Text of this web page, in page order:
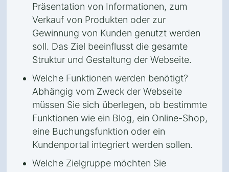
Präsentation von Informationen, zum
Verkauf von Produkten oder zur
Gewinnung von Kunden genutzt werden
soll. Das Ziel beeinflusst die gesamte
Struktur und Gestaltung der Webseite.
Welche Funktionen werden benötigt?
Abhängig vom Zweck der Webseite
müssen Sie sich überlegen, ob bestimmte
Funktionen wie ein Blog, ein Online-Shop,
eine Buchungsfunktion oder ein
Kundenportal integriert werden sollen.
Welche Zielgruppe möchten Sie